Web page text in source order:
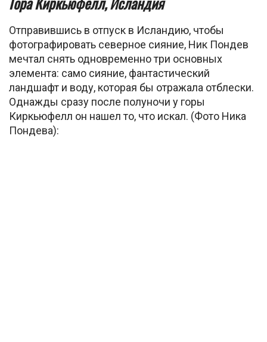
Отправившись в отпуск в Исландию, чтобы
фотографировать северное сияние, Ник Пондев
мечтал снять одновременно три основных
элемента: само сияние, фантастический
ландшафт и воду, которая бы отражала отблески.
Однажды сразу после полуночи у горы
Киркьюфелл он нашел то, что искал. (Фото Ника
Пондева):